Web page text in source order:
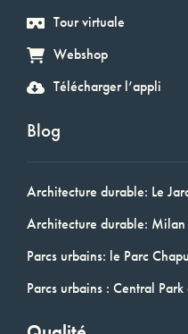
Tour virtuale
Webshop
Télécharger l’appli
Blog
Architecture durable: Le
Architecture durable: Milan
Parcs urbains: le Parc
Parcs urbains : Central